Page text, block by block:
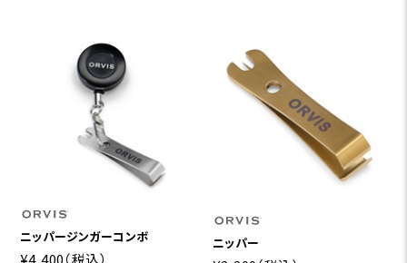
ニッパージンガーコンボ
¥4,400（税込）
ニッパー